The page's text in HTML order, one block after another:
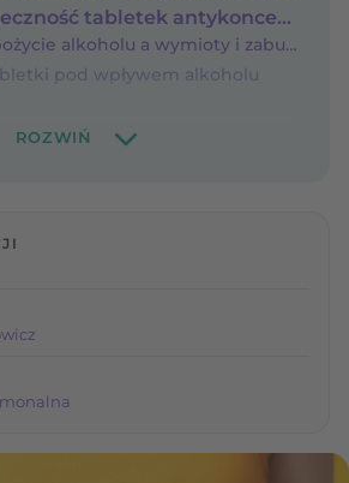
Alkohol a skuteczność tabletek antykoncepcyjnych
Nadmierne spożycie alkoholu a wymioty i zaburzenia wchłaniania
pod wpływem alkoholu